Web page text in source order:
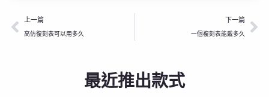
上一頁
上一篇
高仿復刻表可以用多久
下一篇
一個複刻表能戴多久
下
最近推出款式